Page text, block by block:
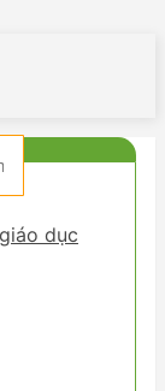
dục